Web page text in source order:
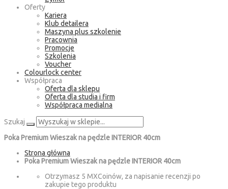
Oferty
Kariera
Klub detailera
Maszyna plus szkolenie
Pracownia
Promocje
Szkolenia
Voucher
Colourlock center
Współpraca
Oferta dla sklepu
Oferta dla studia i firm
Współpraca medialna
Szukaj
Poka Premium Wieszak na pędzle INTERIOR 40cm
Strona główna
Poka Premium Wieszak na pędzle INTERIOR 40cm
Otrzymasz 5 MXCoinów, za napisanie recenzji po
zakupie tego produktu